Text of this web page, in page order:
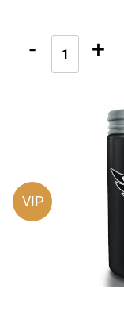
- +
VIP